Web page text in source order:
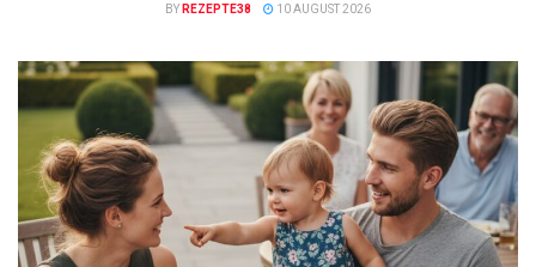
BY REZEPTE38 10 AUGUST 2026